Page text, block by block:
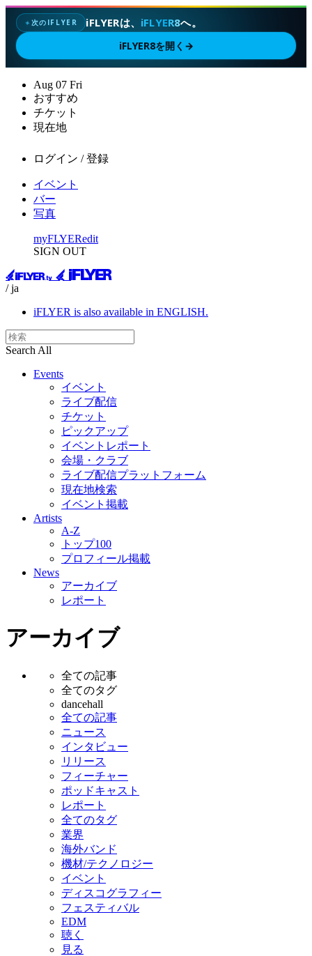
✦次のIFLYER iFLYERは、 iFLYER8へ。
iFLYER8を開く →
Aug 07 Fri
おすすめ
チケット
現在地
ログイン / 登録
イベント
バー
写真
myFLYERedit
SIGN OUT
/ ja
iFLYER is also available in ENGLISH.
Search All
Events
イベント
ライブ配信
チケット
ピックアップ
イベントレポート
会場・クラブ
ライブ配信プラットフォーム
現在地検索
イベント掲載
Artists
A-Z
トップ100
プロフィール掲載
News
アーカイブ
レポート
アーカイブ
全ての記事
全てのタグ
dancehall
全ての記事
ニュース
インタビュー
リリース
フィーチャー
ポッドキャスト
レポート
全てのタグ
業界
海外バンド
機材/テクノロジー
イベント
ディスコグラフィー
フェスティバル
EDM
聴く
見る